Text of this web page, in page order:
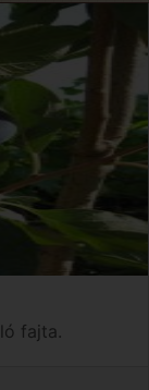
fajta.